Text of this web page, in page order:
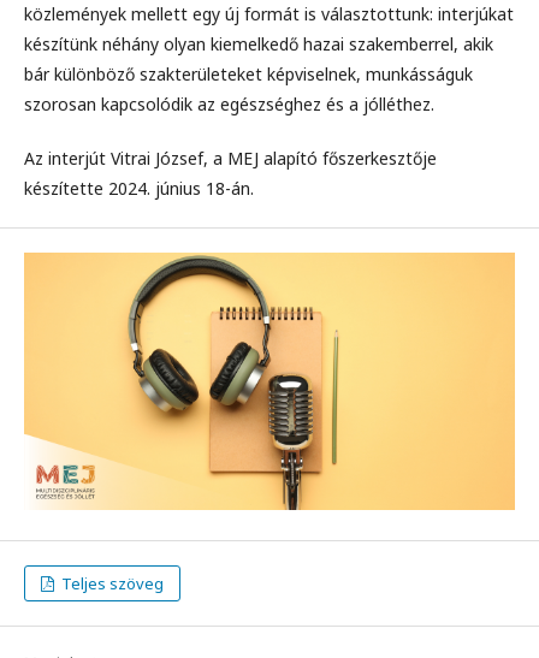
közlemények mellett egy új formát is választottunk: interjúkat
készítünk néhány olyan kiemelkedő hazai szakemberrel, akik
bár különböző szakterületeket képviselnek, munkásságuk
szorosan kapcsolódik az egészséghez és a jólléthez.
Az interjút Vitrai József, a MEJ alapító főszerkesztője
készítette 2024. június 18-án.
Teljes szöveg